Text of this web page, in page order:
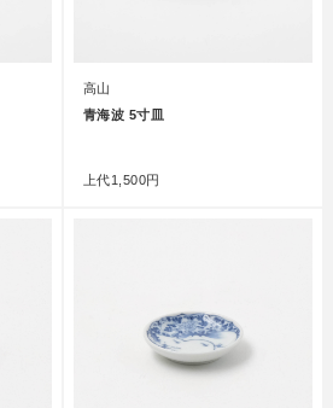
高山
青海波 5寸皿
上代1,500円